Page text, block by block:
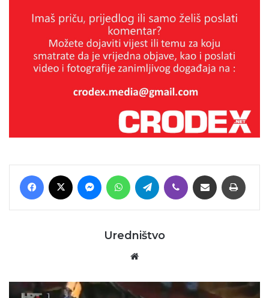
Facebook MessengerWhatsAppTelegram Viber Podijeli putem E-maila
Uredništvo